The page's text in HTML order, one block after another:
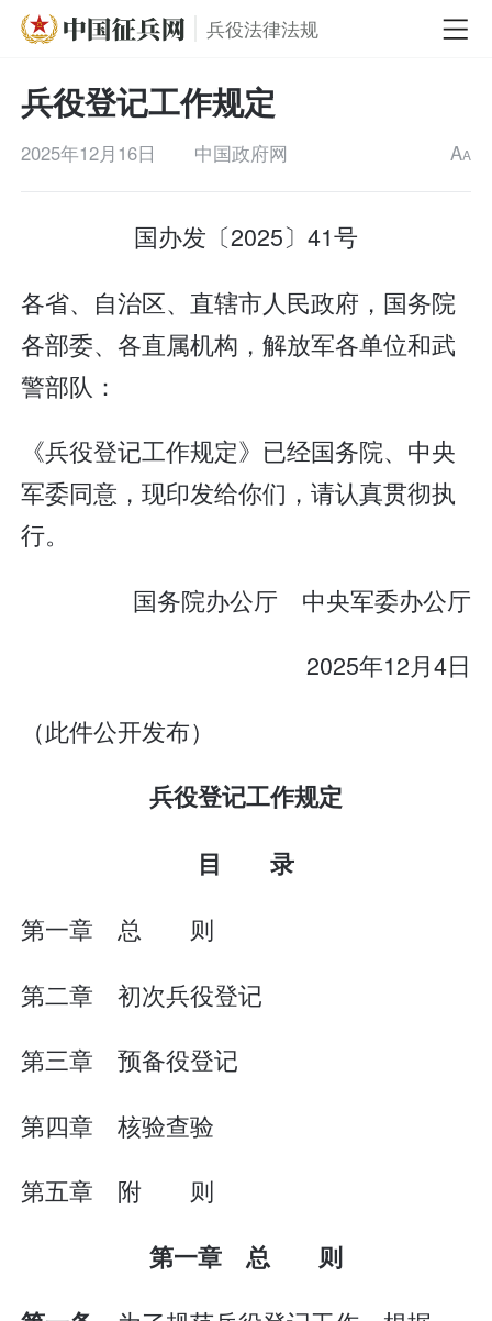
兵役法律法规
兵役登记工作规定
2025年12月16日 中国政府网 AA
国办发〔2025〕41号
各省、自治区、直辖市人民政府，国务院
各部委、各直属机构，解放军各单位和武
警部队：
《兵役登记工作规定》已经国务院、中央
军委同意，现印发给你们，请认真贯彻执
行。
国务院办公厅 中央军委办公厅
2025年12月4日
（此件公开发布）
兵役登记工作规定
目 录
第一章 总 则
第二章 初次兵役登记
第三章 预备役登记
第四章 核验查验
第五章 附 则
第一章 总 则